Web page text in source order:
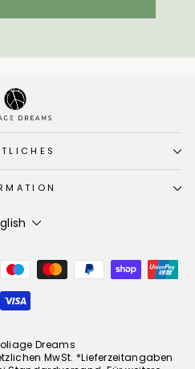
Dreams
MwSt. *Lieferzeitangaben